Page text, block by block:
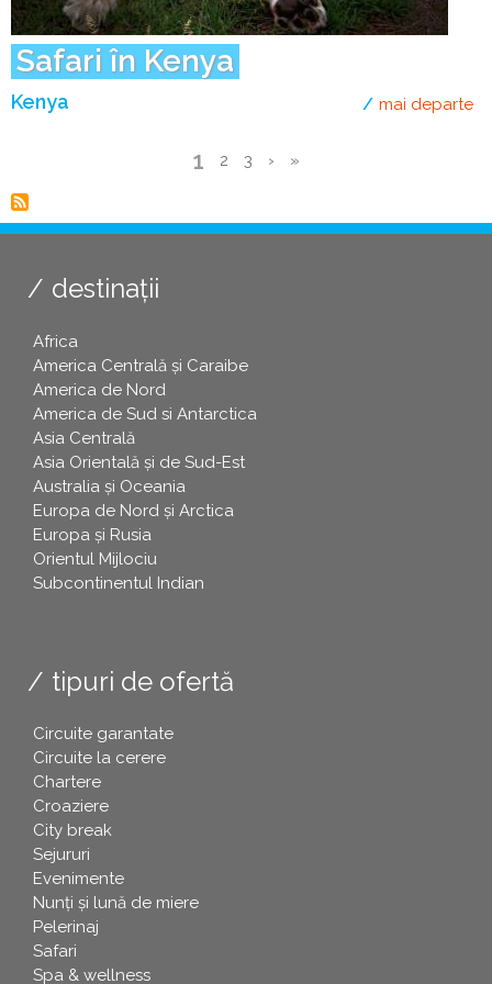
Safari în Kenya
Kenya mai departe
Pagina
1 Page
2 Page
3
Pagina
›
Ultima
»
destinații
Africa
America Centrală și Caraibe
America de Nord
America de Sud si Antarctica
Asia Centrală
Asia Orientală și de Sud-Est
Australia și Oceania
Europa de Nord și Arctica
Europa și Rusia
Orientul Mijlociu
Subcontinentul Indian
tipuri de ofertă
Circuite garantate
Circuite la cerere
Chartere
Croaziere
City break
Sejururi
Evenimente
Nunți și lună de miere
Pelerinaj
Safari
Spa & wellness